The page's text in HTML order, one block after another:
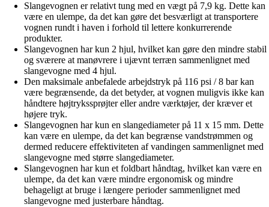
Slangevognen er relativt tung med en vægt på 7,9 kg. Dette kan
være en ulempe, da det kan gøre det besværligt at transportere
vognen rundt i haven i forhold til lettere konkurrerende
produkter.
Slangevognen har kun 2 hjul, hvilket kan gøre den mindre stabil
og sværere at manøvrere i ujævnt terræn sammenlignet med
slangevogne med 4 hjul.
Den maksimale anbefalede arbejdstryk på 116 psi / 8 bar kan
være begrænsende, da det betyder, at vognen muligvis ikke kan
håndtere højtrykssprøjter eller andre værktøjer, der kræver et
højere tryk.
Slangevognen har kun en slangediameter på 11 x 15 mm. Dette
kan være en ulempe, da det kan begrænse vandstrømmen og
dermed reducere effektiviteten af vandingen sammenlignet med
slangevogne med større slangediameter.
Slangevognen har kun et foldbart håndtag, hvilket kan være en
ulempe, da det kan være mindre ergonomisk og mindre
behageligt at bruge i længere perioder sammenlignet med
slangevogne med justerbare håndtag.